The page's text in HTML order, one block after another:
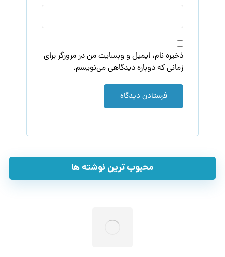
ذخیره نام، ایمیل و وبسایت من در مرورگر برای
زمانی که دوباره دیدگاهی می‌نویسم.
فرستادن دیدگاه
محبوب ترین نوشته ها